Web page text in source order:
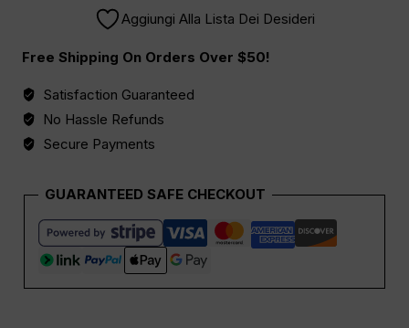
Aggiungi Alla Lista Dei Desideri
Free Shipping On Orders Over $50!
Satisfaction Guaranteed
No Hassle Refunds
Secure Payments
GUARANTEED SAFE CHECKOUT